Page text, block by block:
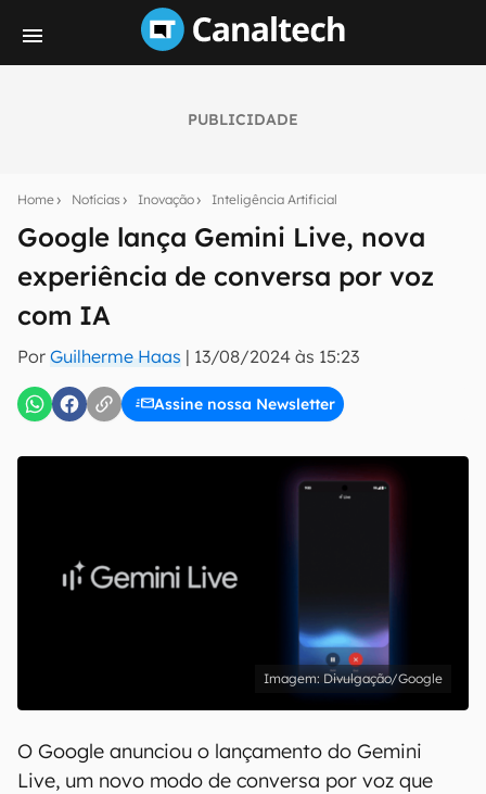
PUBLICIDADE
Home Notícias Inovação Inteligência Artificial
Google lança Gemini Live, nova
experiência de conversa por voz
com IA
Por Guilherme Haas | 13/08/2024 às 15:23
Assine nossa Newsletter
notícias e reviews sobre tecnologia em primeira
E-mail
inscreva-se
Uso e Política de Privacidade do Canaltech.
Divulgação/Google
O Google anunciou o lançamento do Gemini
Live, um novo modo de conversa por voz que